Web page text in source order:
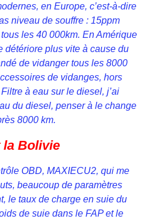
en Europe, c’est-à-dire
niveau de souffre : 15ppm
les 40 000km. En Amérique
détériore plus vite à cause du
de vidanger tous les 8000
de vidanges, hors
à eau sur le diesel, j’ai
du diesel, penser à le change
8000 km.
la Bolivie
OBD, MAXIECU2, qui me
beaucoup de paramètres
le taux de charge en suie du
de suie dans le FAP et le